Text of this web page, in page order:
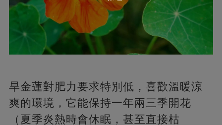
旱金蓮對肥力要求特別低，喜歡溫暖涼
爽的環境，它能保持一年兩三季開花
（夏季炎熱時會休眠，甚至直接枯